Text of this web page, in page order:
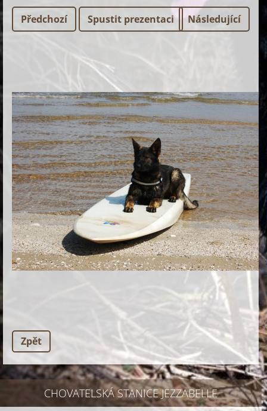
Předchozí Spustit prezentaci Následující
Zpět
CHOVATELSKÁ STANICE JEZZABELLE